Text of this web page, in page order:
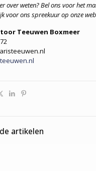
over weten? Bel ons voor het
voor ons spreekuur op onze
Teeuwen Boxmeer
artikelen